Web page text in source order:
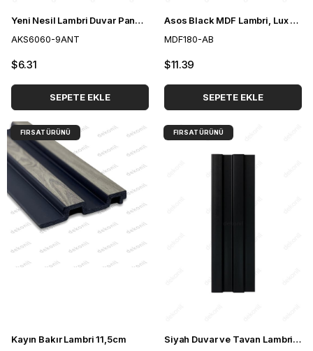
Yeni Nesil Lambri Duvar Paneli Antrasit 60*60 cm
AKS6060-9ANT
$6.31
SEPETE EKLE
Asos Black MDF Lambri, Lux Duvar Paneli 18 cm
MDF180-AB
$11.39
SEPETE EKLE
Kayın Bakır Lambri 11,5cm
FIRSAT ÜRÜNÜ
Siyah Duvar ve Tavan Lambri 12cm
FIRSAT ÜRÜNÜ